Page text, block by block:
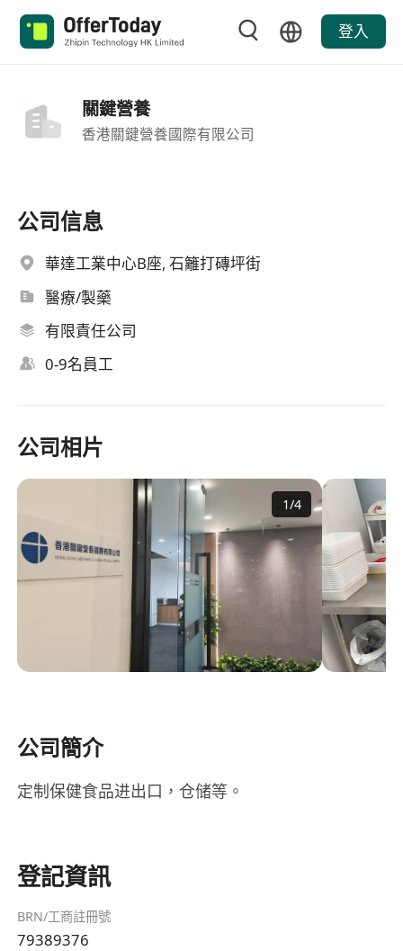
登入
關鍵營養
香港關鍵營養國際有限公司
公司信息
華達工業中心B座, 石籬打磚坪街
醫療/製藥
有限責任公司
0-9名員工
公司相片
1/4
公司簡介
定制保健食品进出口，仓储等。
登記資訊
BRN/工商註冊號
79389376